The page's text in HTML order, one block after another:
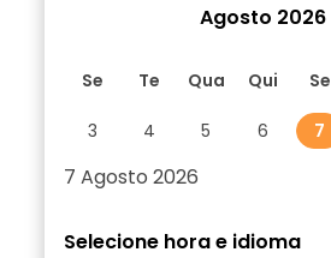
Agosto 2026
Se Te Qua Qui Se
3 4 5 6 7
7 Agosto 2026
Selecione hora e idioma